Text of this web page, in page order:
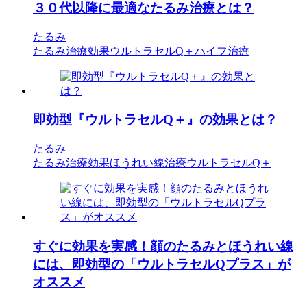
３０代以降に最適なたるみ治療とは？
たるみ
たるみ治療効果ウルトラセルQ＋ハイフ治療
即効型『ウルトラセルQ＋』の効果とは？
たるみ
たるみ治療効果ほうれい線治療ウルトラセルQ＋
すぐに効果を実感！顔のたるみとほうれい線
には、即効型の「ウルトラセルQプラス」が
オススメ